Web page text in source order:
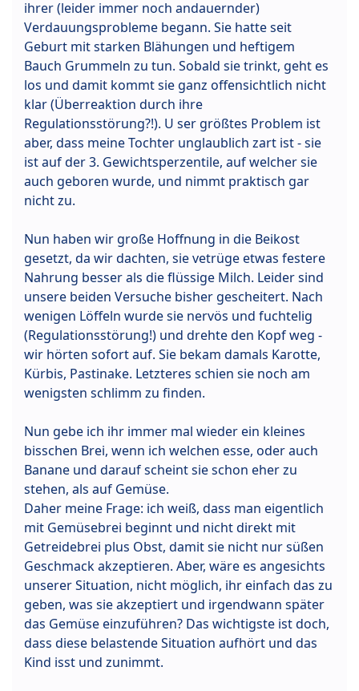
ihrer (leider immer noch andauernder)
Verdauungsprobleme begann. Sie hatte seit
Geburt mit starken Blähungen und heftigem
Bauch Grummeln zu tun. Sobald sie trinkt, geht es
los und damit kommt sie ganz offensichtlich nicht
klar (Überreaktion durch ihre
Regulationsstörung?!). U ser größtes Problem ist
aber, dass meine Tochter unglaublich zart ist - sie
ist auf der 3. Gewichtsperzentile, auf welcher sie
auch geboren wurde, und nimmt praktisch gar
nicht zu.
Nun haben wir große Hoffnung in die Beikost
gesetzt, da wir dachten, sie vetrüge etwas festere
Nahrung besser als die flüssige Milch. Leider sind
unsere beiden Versuche bisher gescheitert. Nach
wenigen Löffeln wurde sie nervös und fuchtelig
(Regulationsstörung!) und drehte den Kopf weg -
wir hörten sofort auf. Sie bekam damals Karotte,
Kürbis, Pastinake. Letzteres schien sie noch am
wenigsten schlimm zu finden.
Nun gebe ich ihr immer mal wieder ein kleines
bisschen Brei, wenn ich welchen esse, oder auch
Banane und darauf scheint sie schon eher zu
stehen, als auf Gemüse.
Daher meine Frage: ich weiß, dass man eigentlich
mit Gemüsebrei beginnt und nicht direkt mit
Getreidebrei plus Obst, damit sie nicht nur süßen
Geschmack akzeptieren. Aber, wäre es angesichts
unserer Situation, nicht möglich, ihr einfach das zu
geben, was sie akzeptiert und irgendwann später
das Gemüse einzuführen? Das wichtigste ist doch,
dass diese belastende Situation aufhört und das
Kind isst und zunimmt.